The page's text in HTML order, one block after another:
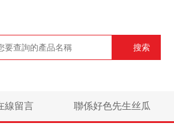
搜索
線留言 聯係好色先生丝瓜